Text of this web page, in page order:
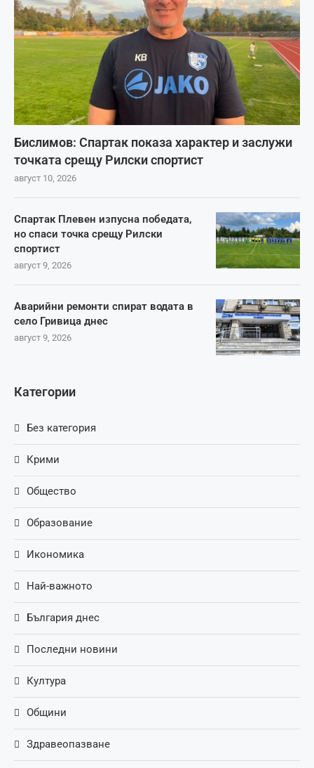
Бислимов: Спартак показа характер и заслужи
точката срещу Рилски спортист
август 10, 2026
Спартак Плевен изпусна победата,
но спаси точка срещу Рилски
спортист
август 9, 2026
Аварийни ремонти спират водата в
село Гривица днес
август 9, 2026
Категории
Без категория
Крими
Общество
Образование
Икономика
Най-важното
България днес
Последни новини
Култура
Общини
Здравеопазване